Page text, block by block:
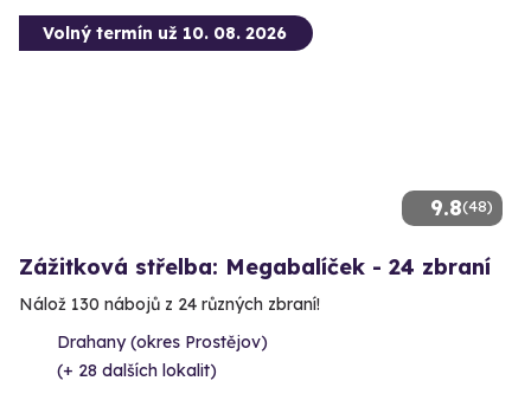
9.8(48)
Volný termín už 10. 08. 2026
Zážitková střelba: Megabalíček - 24 zbraní
Nálož 130 nábojů z 24 různých zbraní!
Drahany (okres Prostějov)
(+ 28 dalších lokalit)